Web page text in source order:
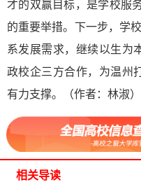
才的双赢目标，是学校服
的重要举措。下一步，学
系发展需求，继续以生为
政校企三方合作，为温州
有力支撑。（作者：林淑）
相关导读